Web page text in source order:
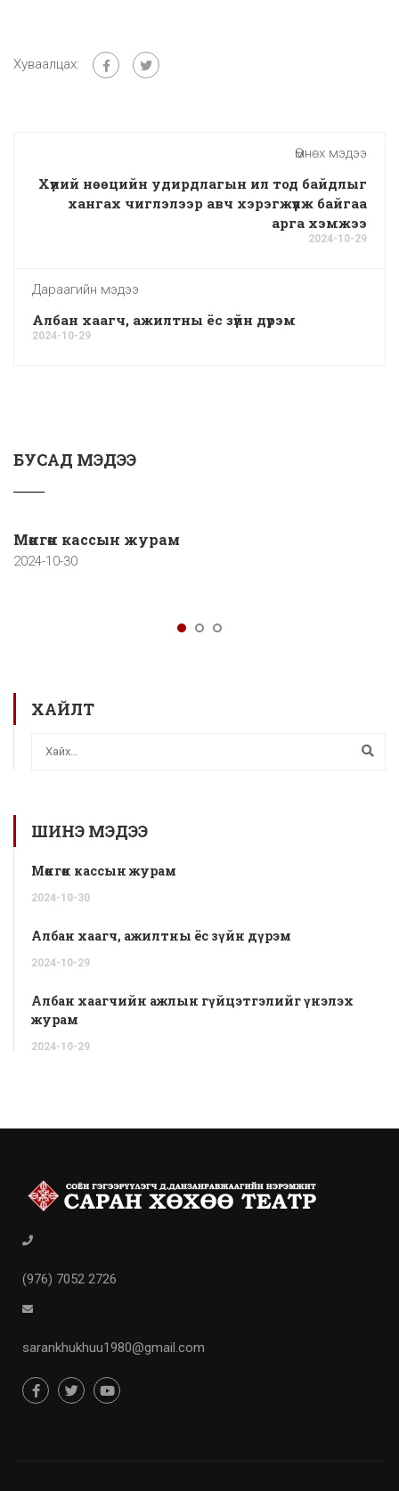
Хуваалцах:
Өмнөх мэдээ
Хүний нөөцийн удирдлагын ил тод байдлыг
хангах чиглэлээр авч хэрэгжүүлж байгаа
арга хэмжээ
2024-10-29
Дараагийн мэдээ
Албан хаагч, ажилтны ёс зүйн дүрэм
2024-10-29
БУСАД МЭДЭЭ
Мөнгөн кассын журам
2024-10-30
ХАЙЛТ
ШИНЭ МЭДЭЭ
Мөнгөн кассын журам
2024-10-30
Албан хаагч, ажилтны ёс зүйн дүрэм
2024-10-29
Албан хаагчийн ажлын гүйцэтгэлийг үнэлэх
журам
2024-10-29
(976) 7052 2726
sarankhukhuu1980@gmail.com